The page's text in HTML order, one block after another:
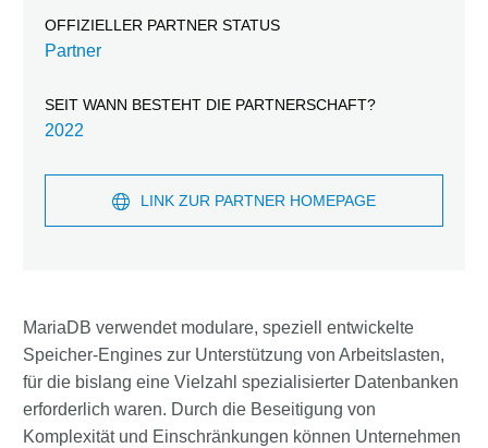
MariaDB verwendet modulare, speziell entwickelte
Speicher-Engines zur Unterstützung von Arbeitslasten,
für die bislang eine Vielzahl spezialisierter Datenbanken
erforderlich waren. Durch die Beseitigung von
Komplexität und Einschränkungen können Unternehmen
OFFIZIELLER PARTNER STATUS
Partner
SEIT WANN BESTEHT DIE PARTNERSCHAFT?
2022
LINK ZUR PARTNER HOMEPAGE